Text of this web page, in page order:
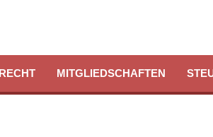
MITGLIEDSCHAFTEN